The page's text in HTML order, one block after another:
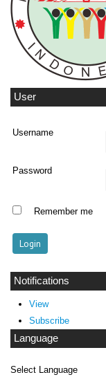
User
Username
Password
Remember me
Notifications
View
Subscribe
Language
Select Language